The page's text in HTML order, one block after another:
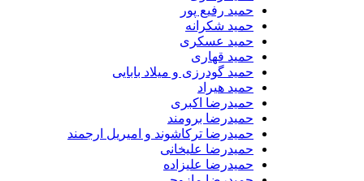
حمید رفیع پور
حمید شکرانه
حمید عسکری
حمید قهاری
حمید گودرزی و میلاد بابایی
حمید هیراد
حمیدرضا اکبری
حمیدرضا برومند
حمیدرضا ترکاشوند و امیریل ارجمند
حمیدرضا علیخانی
حمیدرضا علیزاده